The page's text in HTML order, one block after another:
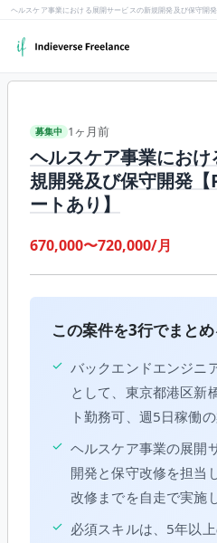
ヘルスケア事業における展開サービスの新規開発及び保守開
募集中 1ヶ月前
ヘルスケア事業にお
規開発及び保守開発
ートあり】
670,000〜720,000/月
この案件を3行でまとめ
✓ バックエンドエンジニ
として、東京都港区新
ト勤務可、週5日稼働の
✓ ヘルスケア事業の展開
開発と保守改修を担当
改修までを自走で実施
✓ 必須スキルは、5年以